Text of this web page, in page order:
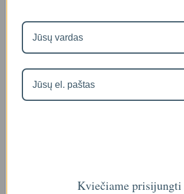
Filtro andėklas
€3500
Kviečiame prisijungti